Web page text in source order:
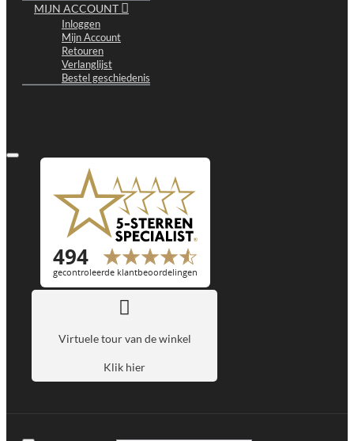
MIJN ACCOUNT
Inloggen
Mijn Account
Retouren
Verlanglijst
Bestel geschiedenis
Virtuele tour van de winkel
Klik hier